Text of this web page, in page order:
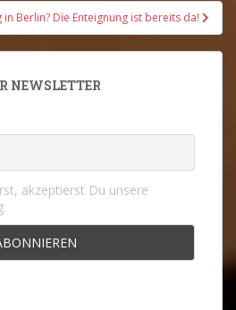
in Berlin? Die Enteignung ist bereits da!
NEWSLETTER
akzeptierst Du unsere